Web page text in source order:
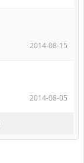
2014-08-15
2014-08-05